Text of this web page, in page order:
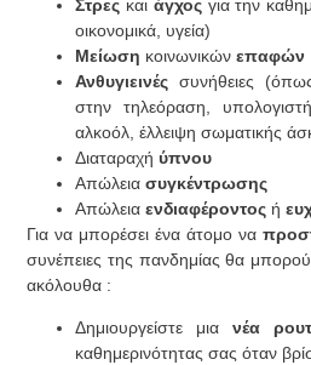
Στρες και άγχοςγια την
οικονομικά, υγεία)
Μείωση κοινωνικώνεπαφών
Ανθυγιεινές συνήθειες
στην τηλεόραση,
αλκοόλ, έλλειψη σωματικής
Διαταραχήύπνου
Απώλειασυγκέντρωσης
Απώλειαενδιαφέροντος ή
Για να μπορέσει ένα άτομο να
συνέπειες της πανδημίας θα
ακόλουθα :
Δημιουργείστε μιανέα
καθημερινότητας σας όταν